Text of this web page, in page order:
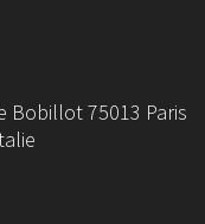
Bobillot 75013 Paris